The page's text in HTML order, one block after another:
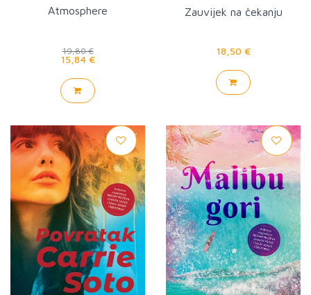
Atmosphere
19,80 €
15,84 €
Zauvijek na čekanju
18,50 €